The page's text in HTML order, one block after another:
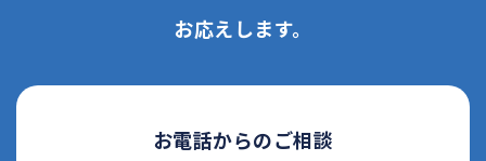
お応えします。
お電話からのご相談